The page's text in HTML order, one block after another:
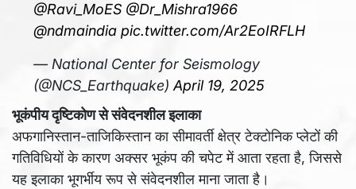
@Ravi_MoES @Dr_Mishra1966
@ndmaindia pic.twitter.com/Ar2EoIRFLH
— National Center for Seismology
(@NCS_Earthquake)April 19, 2025
भूकंपीय दृष्टिकोण से संवेदनशील इलाका
अफगानिस्तान-ताजिकिस्तान का सीमावर्ती क्षेत्र टेक्टोनिक प्लेटों की
गतिविधियों के कारण अक्सर भूकंप की चपेट में आता रहता है, जिससे
यह इलाका भूगर्भीय रूप से संवेदनशील माना जाता है।